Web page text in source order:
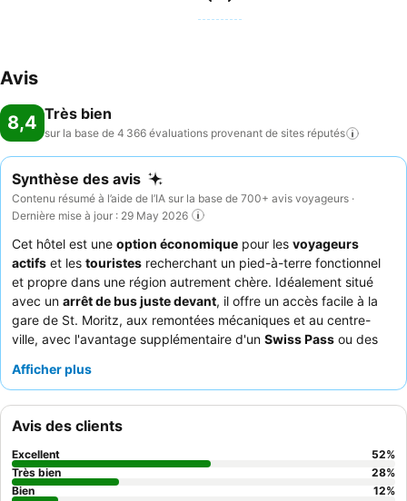
Avis
8,4 Très bien
sur la base de 4 366 évaluations provenant de sites réputés
Synthèse des avis
Contenu résumé à l’aide de l’IA sur la base de 700+ avis voyageurs ·
Dernière mise à jour : 29 May 2026
Cet hôtel est une option économique pour les voyageurs
actifs et les touristes recherchant un pied-à-terre fonctionnel
et propre dans une région autrement chère. Idéalement situé
avec un arrêt de bus juste devant, il offre un accès facile à la
gare de St. Moritz, aux remontées mécaniques et au centre-
ville, avec l'avantage supplémentaire d'un Swiss Pass ou des
local à véloset d'un
personnel amical et serviable
varié et copieux, qui comprend des options pour divers régimes
alimentaires. Pour ceux qui recherchent la tranquillité, il est
conseillé de demander une chambre éloignée des parties
communes en raison de problèmes occasionnels
Afficher plus
Avis des clients
Excellent 52%
Très bien
28%
Bien
12%